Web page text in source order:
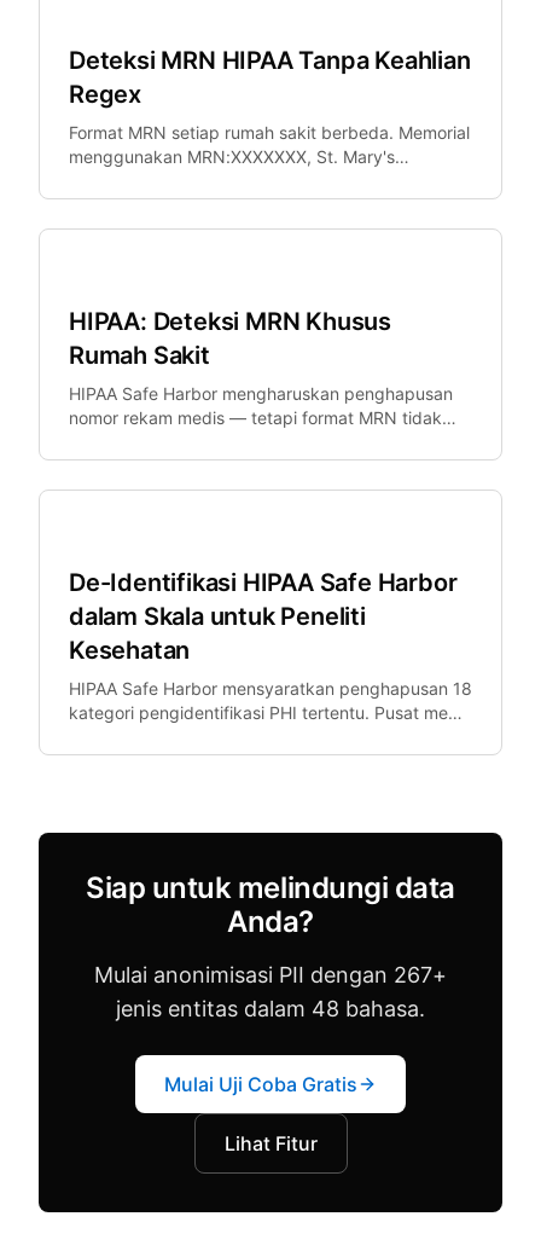
Deteksi MRN HIPAA Tanpa Keahlian
Regex
Format MRN setiap rumah sakit berbeda. Memorial
menggunakan MRN:XXXXXXX, St. Mary's
menggunakan UHN-XXXXXXXXXX.
HIPAA: Deteksi MRN Khusus
Rumah Sakit
HIPAA Safe Harbor mengharuskan penghapusan
nomor rekam medis — tetapi format MRN tidak
semuanya menggunakan format yang berbeda.
De-Identifikasi HIPAA Safe Harbor
dalam Skala untuk Peneliti
Kesehatan
HIPAA Safe Harbor mensyaratkan penghapusan 18
kategori pengidentifikasi PHI tertentu. Pusat medis
skala besar tetapi alat yang ada terlalu mahal.
Siap untuk melindungi data
Anda?
Mulai anonimisasi PII dengan 267+
jenis entitas dalam 48 bahasa.
Mulai Uji Coba Gratis
Lihat Fitur